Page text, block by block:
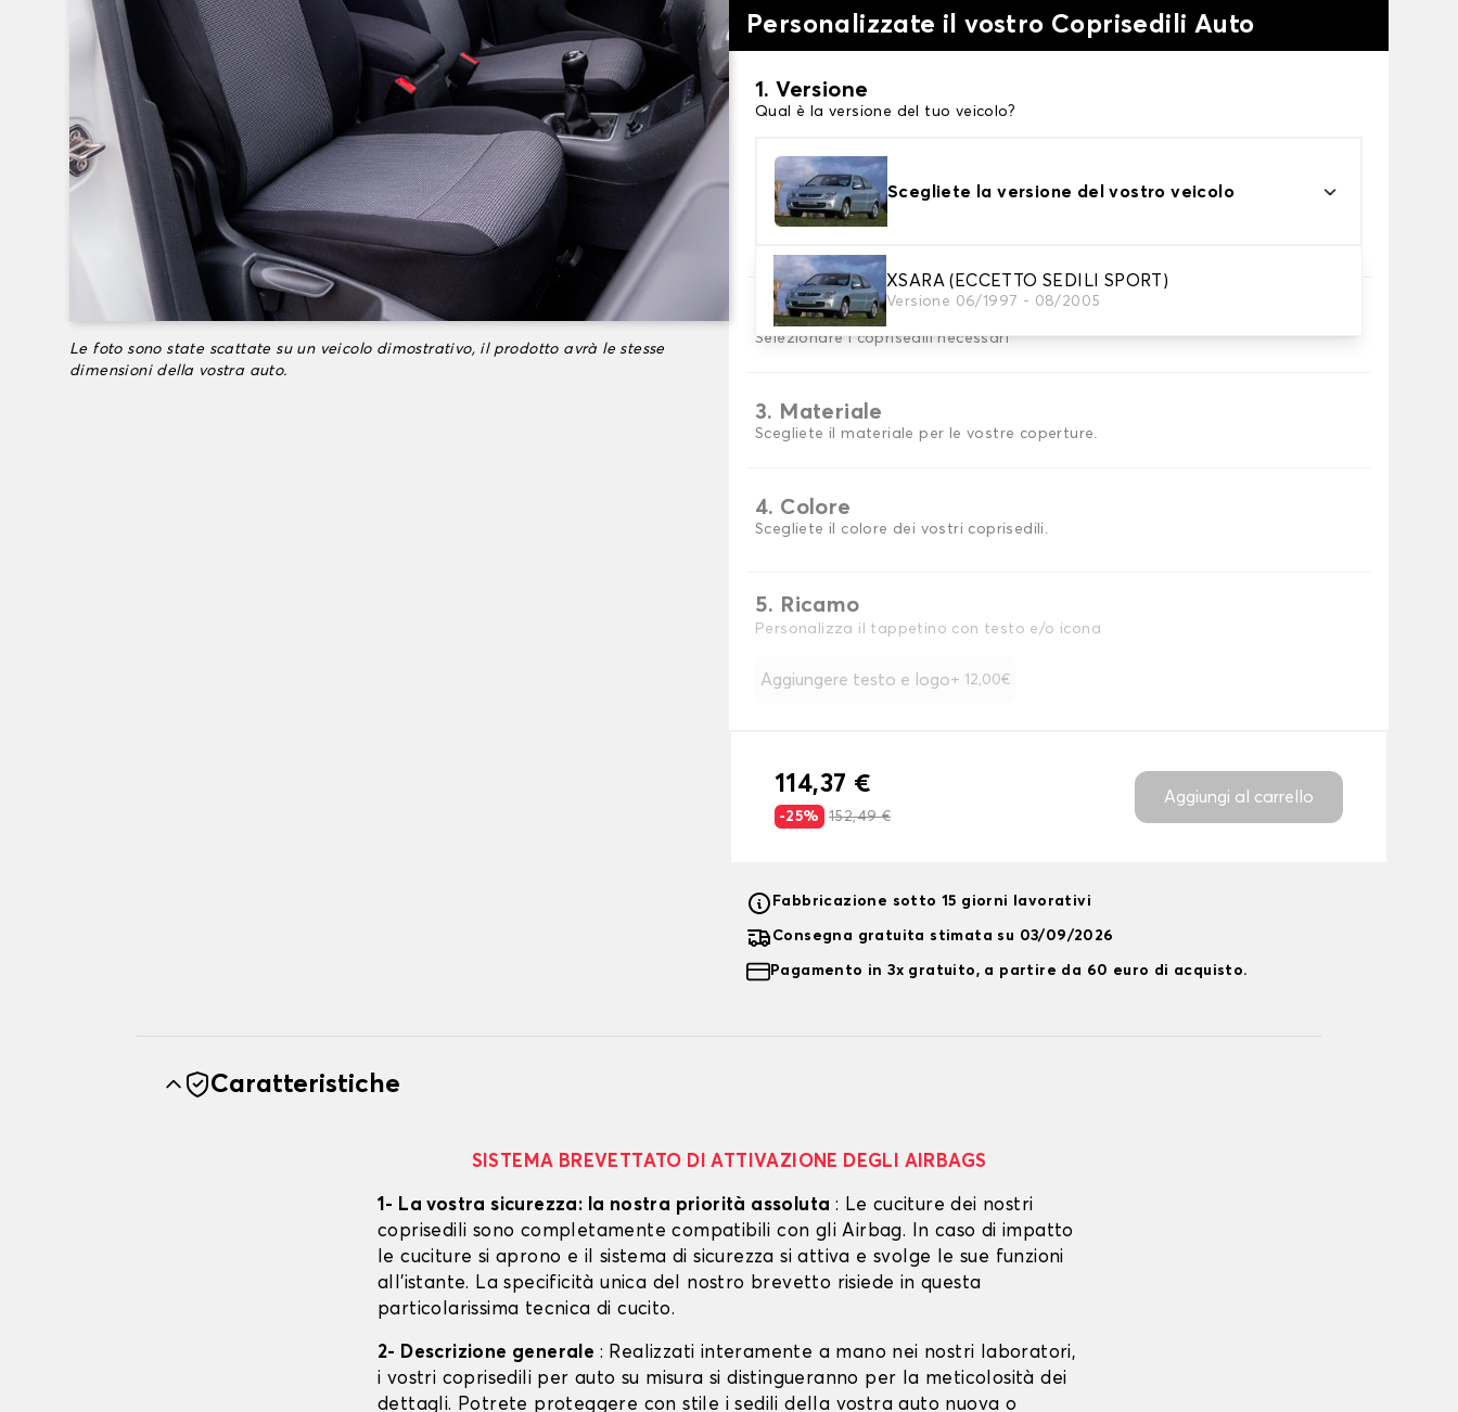
Le foto sono state scattate su un veicolo dimostrativo, il prodotto avrà le stesse
dimensioni della vostra auto.
Personalizzate il vostro Coprisedili Auto
1. Versione
Qual è la versione del tuo veicolo?
Scegliete la versione del vostro veicolo
XSARA (ECCETTO SEDILI SPORT)
Versione 06/1997 - 08/2005
2. Set di coperture
Selezionare i coprisedili necessari
3. Materiale
Scegliete il materiale per le vostre coperture.
4. Colore
Scegliete il colore dei vostri coprisedili.
5. Ricamo
Personalizza il tappetino con testo e/o icona
Aggiungere testo e logo + 12,00€
114,37 €
-25% 152,49 €
Aggiungi al carrello
Fabbricazione sotto 15 giorni lavorativi
Consegna gratuita stimata su 03/09/2026
Pagamento in 3x gratuito, a partire da 60 euro di acquisto.
Caratteristiche
SISTEMA BREVETTATO DI ATTIVAZIONE DEGLI AIRBAGS
1- La vostra sicurezza: la nostra priorità assoluta : Le cuciture dei nostri
coprisedili sono completamente compatibili con gli Airbag. In caso di impatto
le cuciture si aprono e il sistema di sicurezza si attiva e svolge le sue funzioni
all'istante. La specificità unica del nostro brevetto risiede in questa
particolarissima tecnica di cucito.
2- Descrizione generale : Realizzati interamente a mano nei nostri laboratori,
i vostri coprisedili per auto su misura si distingueranno per la meticolosità dei
dettagli. Potrete proteggere con stile i sedili della vostra auto nuova o